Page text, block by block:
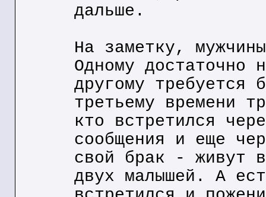
дальше.
На заметку,
Одному достаточно
другому
третьему времени
кто встретился
сообщения и еще
свой брак - живут
двух малышей. А